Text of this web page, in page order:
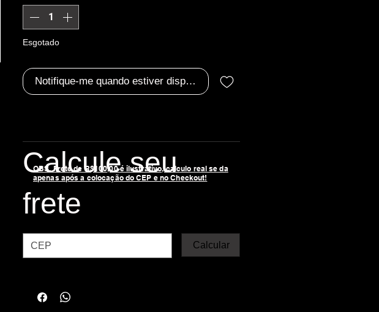
Esgotado
Notifique-me quando estiver disponível
Calcule seu
frete
Calcular
OBS. Frete de R$100,00 é ilustrativo, calculo real se da
apenas após a colocação do CEP e no Checkout!